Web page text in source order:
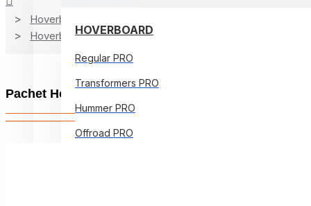
HOVERBOARD
Regular PRO
Transformers PRO
Hummer PRO
Offroad PRO
Hoverboard
Hoverboard Kart
Pachet Hoverboard 10 inch cu Scaun Standard,